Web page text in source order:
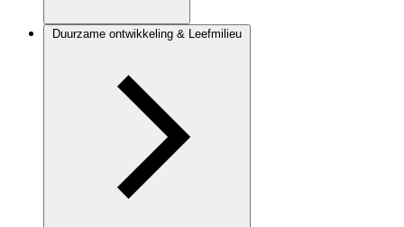
Duurzame ontwikkeling & Leefmilieu